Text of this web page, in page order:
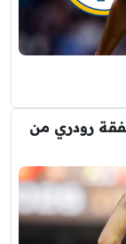
رودري من